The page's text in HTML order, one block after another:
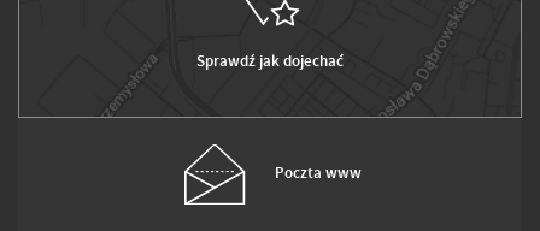
Sprawdź jak dojechać
Poczta www